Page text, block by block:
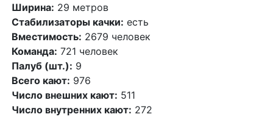
Водоизмещение:58625(тонн)
Длина:251 метров
Ширина:29 метров
Стабилизаторы качки:
Вместимость:
Команда:721 человек
Палуб (шт.):9
Всего кают:976